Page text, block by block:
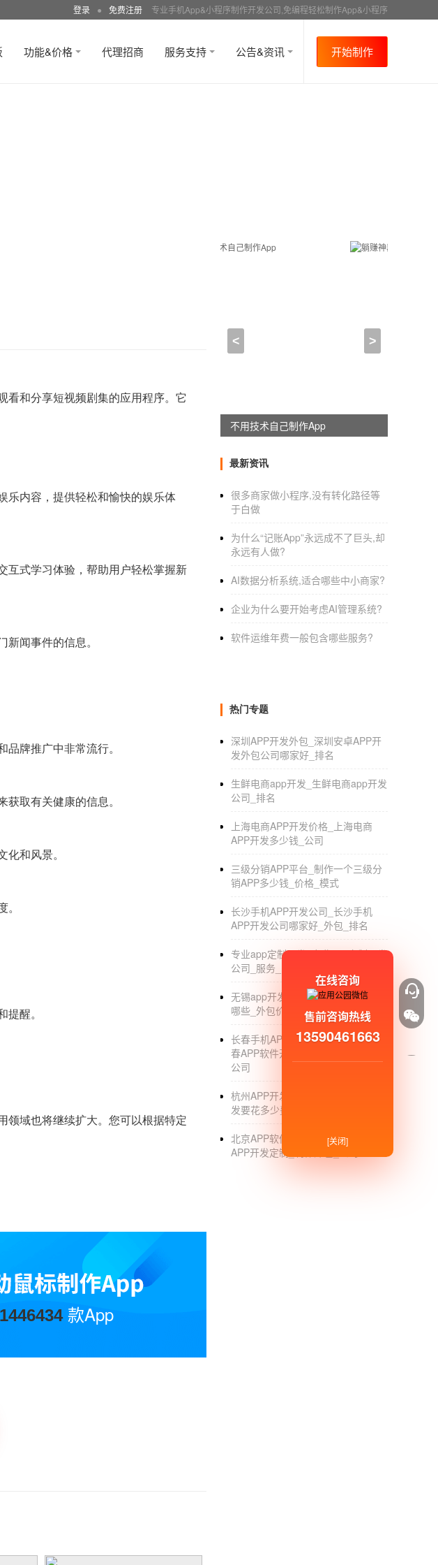
登录 ● 免费注册 专业手机App&小程序制作开发公司,免编程轻松制作App&小程序
功能&价格 代理招商 服务支持 公告&资讯 开始制作
看和分享短视频剧集的应用程序。它
乐内容，提供轻松和愉快的娱乐体
互式学习体验，帮助用户轻松掌握新
新闻事件的信息。
牌推广中非常流行。
取有关健康的信息。
和风景。
醒。
领域也将继续扩大。您可以根据特定
1446434款App
< >
躺赚神器，淘宝客系统全新上线
最新资讯
很多商家做小程序,没有转化路径等
于白做
为什么“记账App”永远成不了巨头,却
永远有人做?
AI数据分析系统,适合哪些中小商家?
企业为什么要开始考虑AI管理系统?
软件运维年费一般包含哪些服务?
热门专题
深圳APP开发外包_深圳安卓APP开
发外包公司哪家好_排名
生鲜电商app开发_生鲜电商app开发
公司_排名
上海电商APP开发价格_上海电商
APP开发多少钱_公司
三级分销APP平台_制作一个三级分
销APP多少钱_价格_模式
长沙手机APP开发公司_长沙手机
APP开发公司哪家好_外包_排名
专业app定制开发_专业app定制开发
公司_服务_团队
无锡app开发_无锡app开发的公司有
哪些_外包价格
长春手机APP软件开发制作公司_长
春APP软件开发_制作_定制_外包_
公司
杭州APP开发制作公司_杭州APP开
发要花多少费用_制作_软件外包
北京APP软件开发外包公司_北京
APP开发定制_制作外包_公司
在线咨询
售前咨询热线
13590461663
[关闭]